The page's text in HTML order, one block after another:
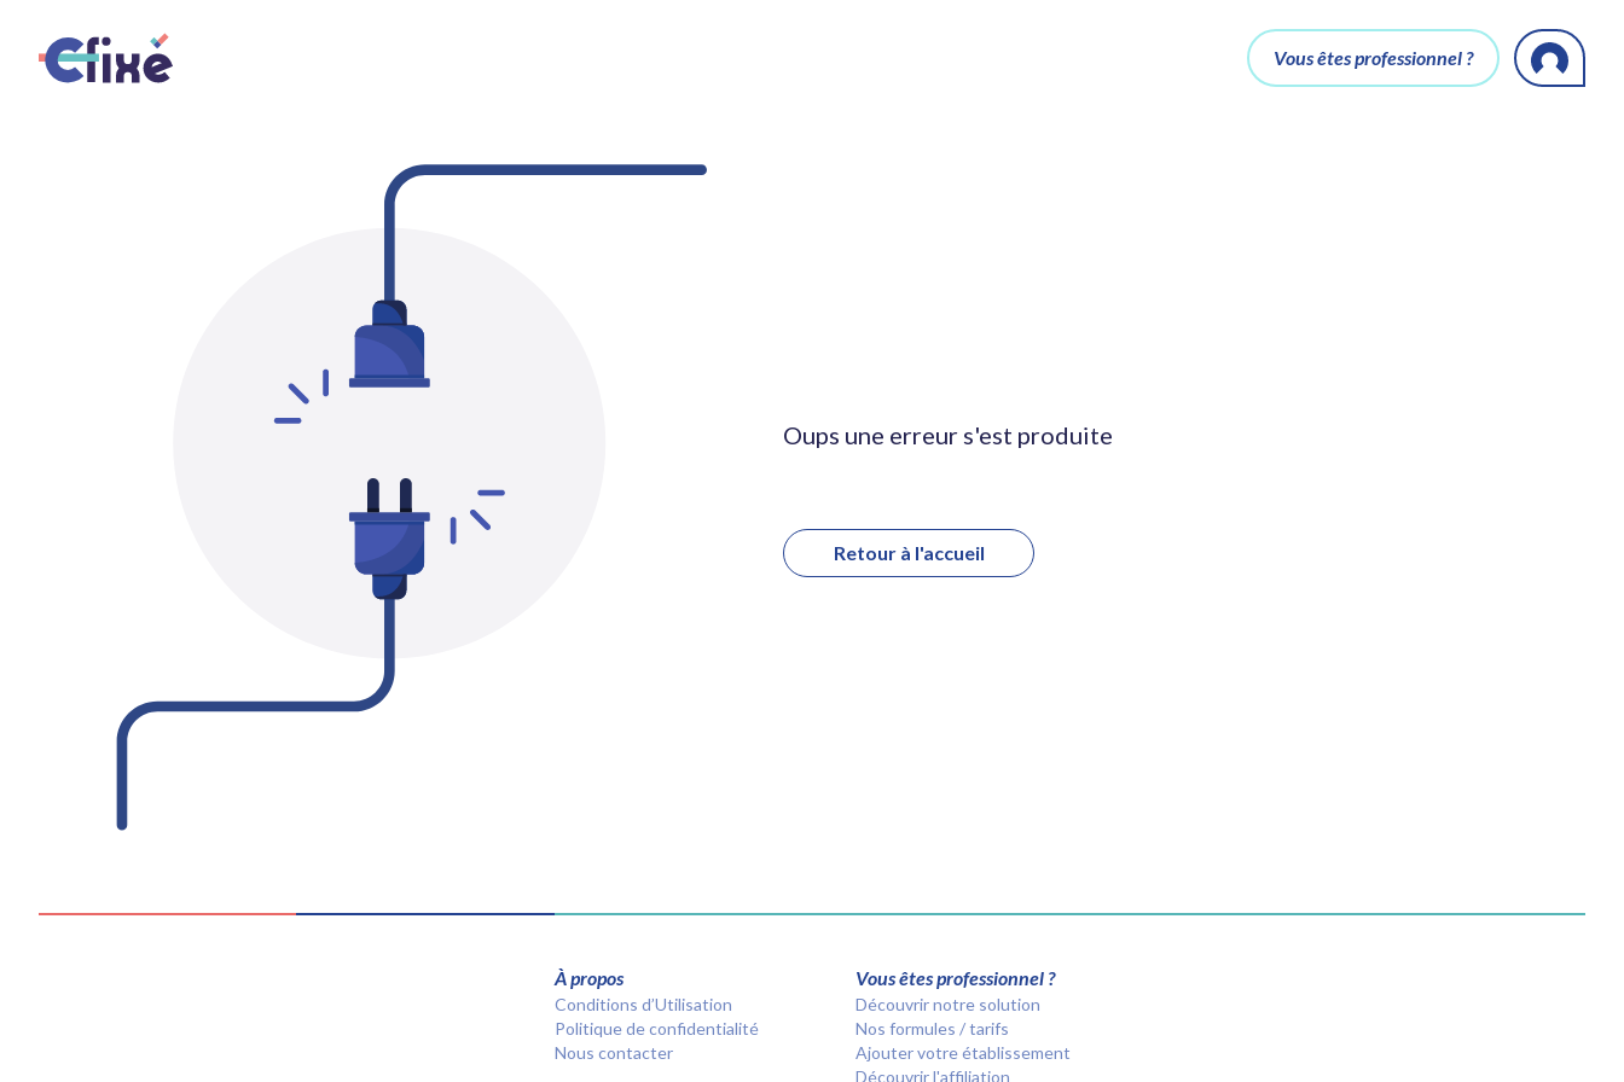
Vous êtes professionnel ?
Oups une erreur s'est produite
Retour à l'accueil
À propos
Conditions d’Utilisation
Politique de confidentialité
Nous contacter
Vous êtes professionnel ?
Découvrir notre solution
Nos formules / tarifs
Ajouter votre établissement
Découvrir l'affiliation